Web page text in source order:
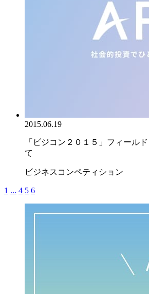
2015.06.19
「ビジコン２０１５」フィール
て
ビジネスコンペティション
1 ... 4 5 6